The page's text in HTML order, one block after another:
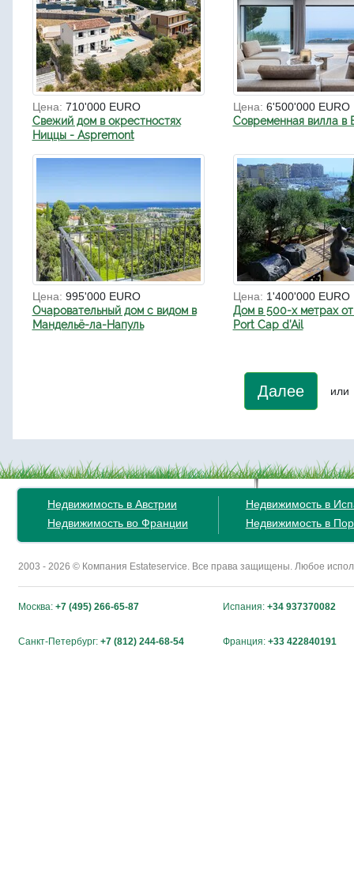
Цена: 710'000 EURO
Свежий дом в окрестностях
Ниццы - Aspremont
Цена: 6'500'000 EURO
Современная вилла в
Цена: 995'000 EURO
Очаровательный дом с видом в
Мандельё-ла-Напуль
Цена: 1'400'000 EURO
Дом в 500-х метрах
Port Cap d’Ail
Далее или
Недвижимость в Австрии
Недвижимость во Франции
Недвижимость в
Недвижимость в
2003 - 2026 © Компания Estateservice. Все права защищены. Любое
Москва: +7 (495) 266-65-87 Испания: +34 937370082
Санкт-Петербург: +7 (812) 244-68-54 Франция: +33 422840191